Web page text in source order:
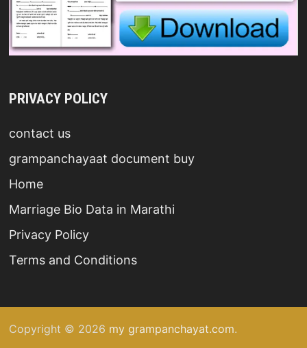
PRIVACY POLICY
contact us
grampanchayaat document buy
Home
Marriage Bio Data in Marathi
Privacy Policy
Terms and Conditions
Copyright © 2026 my grampanchayat.com.